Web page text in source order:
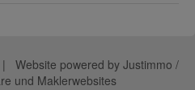
| Website powered by Justimmo /
und Maklerwebsites